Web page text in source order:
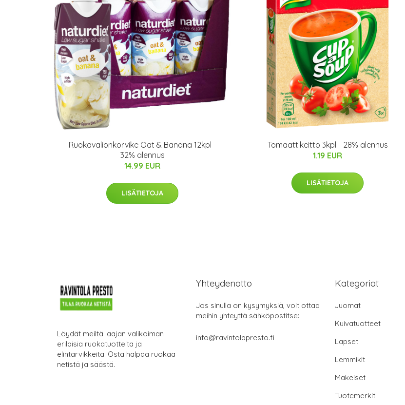
Ruokavalionkorvike Oat & Banana 12kpl -
32% alennus
14.99 EUR
LISÄTIETOJA
Tomaattikeitto 3kpl - 28% alennus
1.19 EUR
LISÄTIETOJA
Löydät meiltä laajan valikoiman
erilaisia ruokatuotteita ja
elintarvikkeita. Osta halpaa ruokaa
netistä ja säästä.
Yhteydenotto
Jos sinulla on kysymyksiä, voit ottaa
meihin yhteyttä sähköpostitse:
info@ravintolapresto.fi
Kategoriat
Juomat
Kuivatuotteet
Lapset
Lemmikit
Makeiset
Tuotemerkit